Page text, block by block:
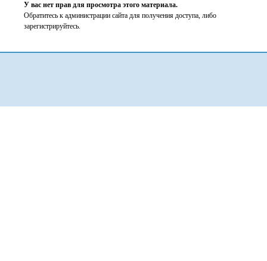
У вас нет прав для просмотра этого материала.
Обратитесь к администрации сайта для получения доступа, либо
зарегистрируйтесь.